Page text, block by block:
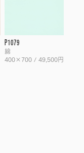
P1079
綿
400×700 / 49,500円